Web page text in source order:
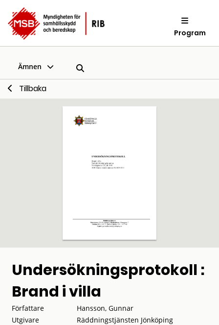
Program
Ämnen
Tillbaka
Undersökningsprotokoll :
Brand i villa
Författare
Hansson, Gunnar
Utgivare
Räddningstjänsten Jönköping